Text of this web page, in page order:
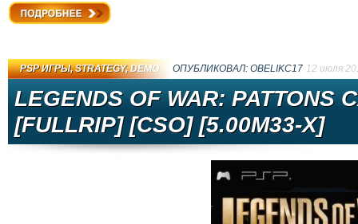
PSP ИГРЫ,STRATEGY,DEMO ОПУБЛИКОВАЛ: OBELIKC17 12 июля
LEGENDS OF WAR: PATTONS
[FULLRIP] [CSO] [5.00M33-X]